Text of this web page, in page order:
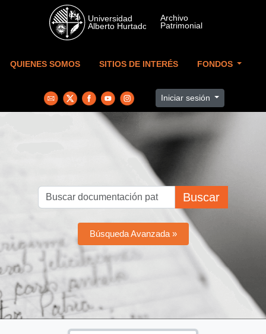
Skip to main content
QUIENES SOMOS SITIOS DE INTERÉS FONDOS
Iniciar sesión
Buscar
Búsqueda Avanzada »